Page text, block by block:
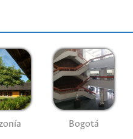
Bogotá